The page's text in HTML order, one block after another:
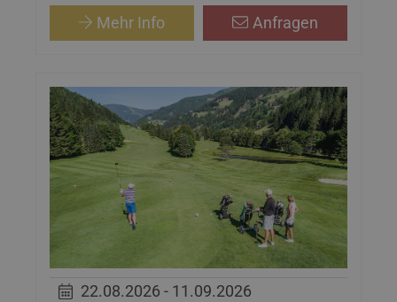
Mehr Info Anfragen
22.08.2026 - 11.09.2026